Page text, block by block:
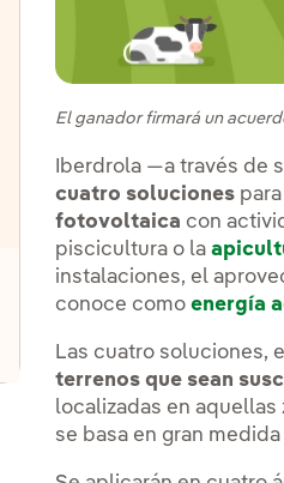
Alternar el submenú para
El ganador firmará un
Iberdrola —a través de
cuatro soluciones
fotovoltaica con
piscicultura o la
instalaciones, el
conoce comoenergía
Las cuatro soluciones,
terrenos que sean
localizadas en
se basa en gran